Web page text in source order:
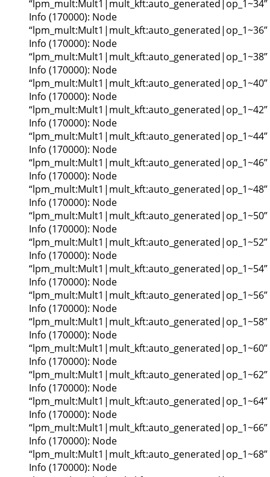
“lpm_mult:Mult1|mult_kft:auto_generated|op_1~34”
Info (170000): Node
“lpm_mult:Mult1|mult_kft:auto_generated|op_1~36”
Info (170000): Node
“lpm_mult:Mult1|mult_kft:auto_generated|op_1~38”
Info (170000): Node
“lpm_mult:Mult1|mult_kft:auto_generated|op_1~40”
Info (170000): Node
“lpm_mult:Mult1|mult_kft:auto_generated|op_1~42”
Info (170000): Node
“lpm_mult:Mult1|mult_kft:auto_generated|op_1~44”
Info (170000): Node
“lpm_mult:Mult1|mult_kft:auto_generated|op_1~46”
Info (170000): Node
“lpm_mult:Mult1|mult_kft:auto_generated|op_1~48”
Info (170000): Node
“lpm_mult:Mult1|mult_kft:auto_generated|op_1~50”
Info (170000): Node
“lpm_mult:Mult1|mult_kft:auto_generated|op_1~52”
Info (170000): Node
“lpm_mult:Mult1|mult_kft:auto_generated|op_1~54”
Info (170000): Node
“lpm_mult:Mult1|mult_kft:auto_generated|op_1~56”
Info (170000): Node
“lpm_mult:Mult1|mult_kft:auto_generated|op_1~58”
Info (170000): Node
“lpm_mult:Mult1|mult_kft:auto_generated|op_1~60”
Info (170000): Node
“lpm_mult:Mult1|mult_kft:auto_generated|op_1~62”
Info (170000): Node
“lpm_mult:Mult1|mult_kft:auto_generated|op_1~64”
Info (170000): Node
“lpm_mult:Mult1|mult_kft:auto_generated|op_1~66”
Info (170000): Node
“lpm_mult:Mult1|mult_kft:auto_generated|op_1~68”
Info (170000): Node